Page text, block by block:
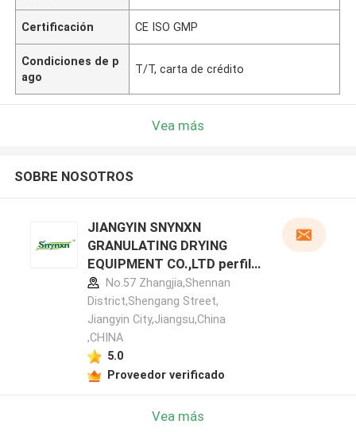
Certificación CE ISO GMP
Condiciones de p
ago
T/T, carta de crédito
Vea más
SOBRE NOSOTROS
JIANGYIN SNYNXN
GRANULATING DRYING
EQUIPMENT CO.,LTD perfil
del fabricante
No.57 Zhangjia,Shennan
District,Shengang Street,
Jiangyin City,Jiangsu,China
,CHINA
5.0
Proveedor verificado
Vea más